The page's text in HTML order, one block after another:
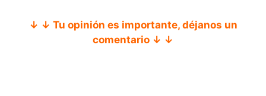
↓ ↓ Tu opinión es importante, déjanos un
comentario ↓ ↓